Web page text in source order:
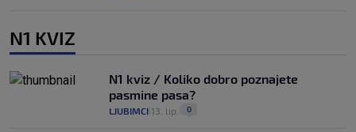
N1 KVIZ
N1 kviz / Koliko dobro poznajete
pasmine pasa?
LJUBIMCI 13. lip. 0